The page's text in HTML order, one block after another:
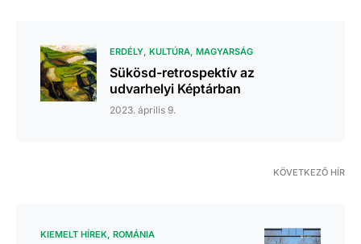
ERDÉLY KULTÚRA MAGYARSÁG
Sükösd-retrospektív az
udvarhelyi Képtárban
2023. április 9.
KÖVETKEZŐ HÍR
KIEMELT HÍREK ROMÁNIA